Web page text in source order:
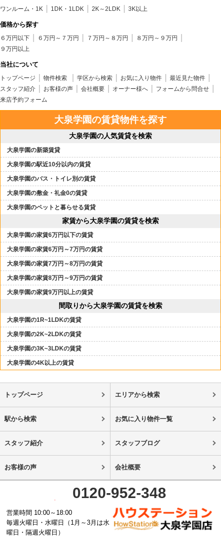
ワンルーム・1K 1DK・1LDK 2K～2LDK 3K以上
価格から探す
６万円以下 ６万円～７万円 ７万円～８万円
８万円～９万円
９万円以上
当社について
トップページ 物件検索 学区から検索 お気に入り物件
最近見た物件
スタッフ紹介
お客様の声 会社概要 オーナー様へ
フォームから問合せ
来店予約フォーム
大泉学園の賃貸物件を探す
大泉学園の人気賃貸を検索
大泉学園の新築賃貸
大泉学園の駅近10分以内の賃貸
大泉学園のバス・トイレ別の賃貸
大泉学園の敷金・礼金0の賃貸
大泉学園のペットと暮らせる賃貸
家賃から大泉学園の賃貸を検索
大泉学園の家賃6万円以下の賃貸
大泉学園の家賃6万円～7万円の賃貸
大泉学園の家賃7万円～8万円の賃貸
大泉学園の家賃8万円～9万円の賃貸
大泉学園の家賃9万円以上の賃貸
間取りから大泉学園の賃貸を検索
大泉学園の1R~1LDKの賃貸
大泉学園の2K~2LDKの賃貸
大泉学園の3K~3LDKの賃貸
大泉学園の4K以上の賃貸
トップページ エリアから検索
駅から検索 お気に入り物件一覧
スタッフ紹介 スタッフブログ
お客様の声 会社概要
0120-952-348
営業時間 10:00～18:00
毎週火曜日・水曜日（1月～3月は水
曜日・隔週火曜日）